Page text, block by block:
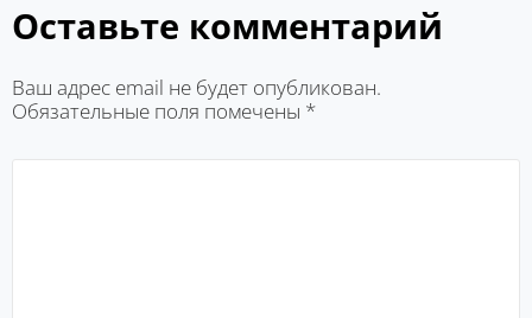
Оставьте комментарий
Ваш адрес email не будет опубликован.
Обязательные поля помечены *